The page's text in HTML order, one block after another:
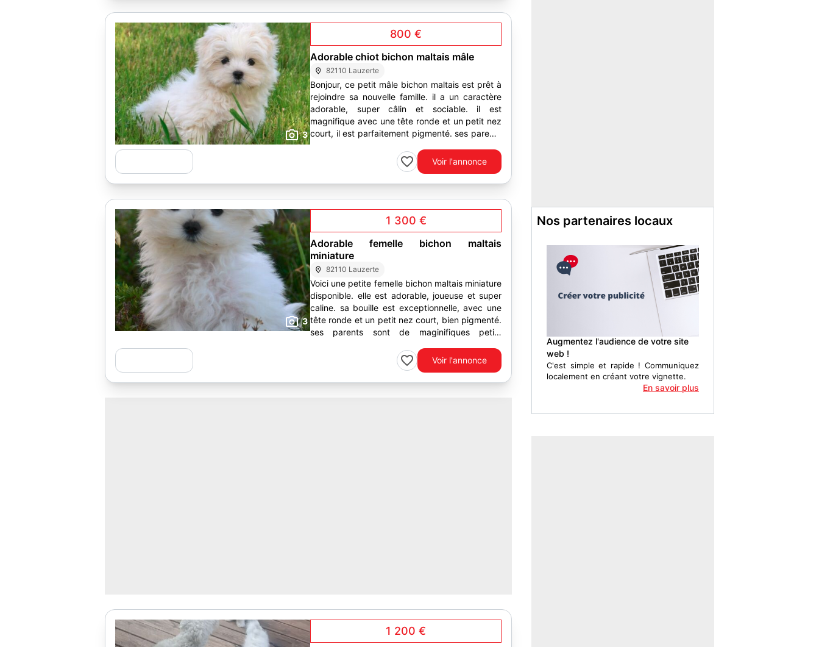
3
800 €
Adorable chiot bichon maltais mâle
82110 Lauzerte
Bonjour, ce petit mâle bichon maltais est prêt à
rejoindre sa nouvelle famille. il a un caractère
adorable, super câlin et sociable. il est
magnifique avec une tête ronde et un petit nez
court, il est parfaitement pigmenté. ses parents
Voir l'annonce
3
1 300 €
Adorable femelle bichon maltais
miniature
82110 Lauzerte
Voici une petite femelle bichon maltais miniature
disponible. elle est adorable, joueuse et super
caline. sa bouille est exceptionnelle, avec une
tête ronde et un petit nez court, bien pigmenté.
ses parents sont de maginifiques petits
Voir l'annonce
1 200 €
Nos partenaires locaux
Augmentez l'audience de votre site
web !
C'est simple et rapide ! Communiquez
localement en créant votre vignette.
En savoir plus